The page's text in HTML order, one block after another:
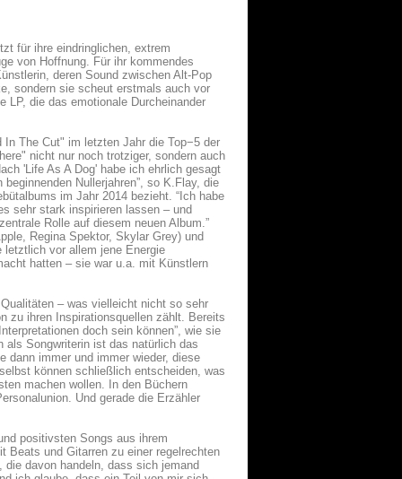
für ihre eindringlichen, extrem
von Hoffnung. Für ihr kommendes
deren Sound zwischen Alt-Pop
sondern sie scheut erstmals auch vor
die das emotionale Durcheinander
The Cut" im letzten Jahr die Top−5 der
nicht nur noch trotziger, sondern auch
'Life As A Dog' habe ich ehrlich gesagt
Nullerjahren”, so K.Flay, die
im Jahr 2014 bezieht. “Ich habe
sehr stark inspirieren lassen – und
Rolle auf diesem neuen Album.”
Regina Spektor, Skylar Grey) und
vor allem jene Energie
hatten – sie war u.a. mit Künstlern
– was vielleicht nicht so sehr
zu ihren Inspirationsquellen zählt. Bereits
doch sein können”, wie sie
als Songwriterin ist das natürlich das
dann immer und immer wieder, diese
können schließlich entscheiden, was
machen wollen. In den Büchern
Und gerade die Erzähler
positivsten Songs aus ihrem
Beats und Gitarren zu einer regelrechten
davon handeln, dass sich jemand